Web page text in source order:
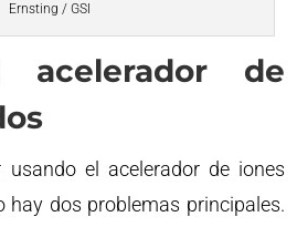
Ernsting / GSI
acelerador de
usando el acelerador de iones
hay dos problemas principales.